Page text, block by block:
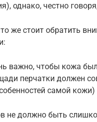
однако, честно
же стоит обратить
важно, чтобы кожа
перчатки должен
самой кожи)
не должно быть